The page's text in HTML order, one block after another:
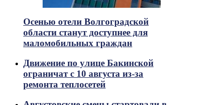
Осенью отели Волгоградской
области станут доступнее для
маломобильных граждан
Движение по улице Бакинской
ограничат с 10 августа из-за
ремонта теплосетей